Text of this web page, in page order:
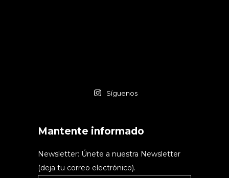
Síguenos
Mantente informado
Newsletter: Únete a nuestra Newsletter
(deja tu correo electrónico).